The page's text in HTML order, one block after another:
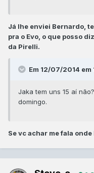
Já lhe enviei Bernardo,
pra o Evo, o que posso
da Pirelli.
Em 12/07/2014
Jaka tem uns 15 aí
domingo.
Se vc achar me fala